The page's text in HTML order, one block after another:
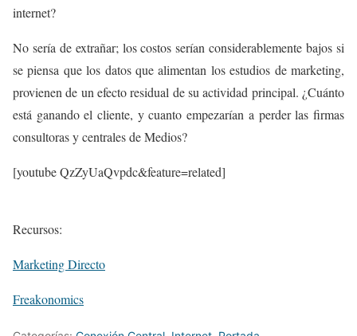
internet?
No sería de extrañar; los costos serían considerablemente bajos si
se piensa que los datos que alimentan los estudios de marketing,
provienen de un efecto residual de su actividad principal. ¿Cuánto
está ganando el cliente, y cuanto empezarían a perder las firmas
consultoras y centrales de Medios?
[youtube QzZyUaQvpdc&feature=related]
Recursos:
Marketing Directo
Freakonomics